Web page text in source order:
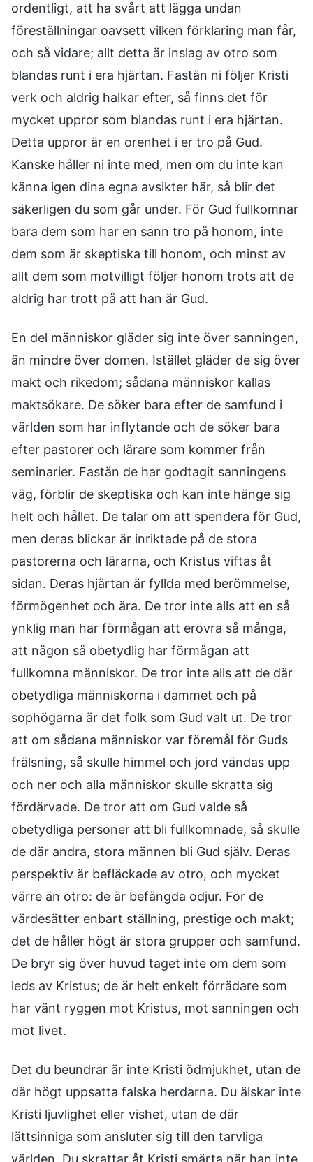
ordentligt, att ha svårt att lägga undan
föreställningar oavsett vilken förklaring man får,
och så vidare; allt detta är inslag av otro som
blandas runt i era hjärtan. Fastän ni följer Kristi
verk och aldrig halkar efter, så finns det för
mycket uppror som blandas runt i era hjärtan.
Detta uppror är en orenhet i er tro på Gud.
Kanske håller ni inte med, men om du inte kan
känna igen dina egna avsikter här, så blir det
säkerligen du som går under. För Gud fullkomnar
bara dem som har en sann tro på honom, inte
dem som är skeptiska till honom, och minst av
allt dem som motvilligt följer honom trots att de
aldrig har trott på att han är Gud.
En del människor gläder sig inte över sanningen,
än mindre över domen. Istället gläder de sig över
makt och rikedom; sådana människor kallas
maktsökare. De söker bara efter de samfund i
världen som har inflytande och de söker bara
efter pastorer och lärare som kommer från
seminarier. Fastän de har godtagit sanningens
väg, förblir de skeptiska och kan inte hänge sig
helt och hållet. De talar om att spendera för Gud,
men deras blickar är inriktade på de stora
pastorerna och lärarna, och Kristus viftas åt
sidan. Deras hjärtan är fyllda med berömmelse,
förmögenhet och ära. De tror inte alls att en så
ynklig man har förmågan att erövra så många,
att någon så obetydlig har förmågan att
fullkomna människor. De tror inte alls att de där
obetydliga människorna i dammet och på
sophögarna är det folk som Gud valt ut. De tror
att om sådana människor var föremål för Guds
frälsning, så skulle himmel och jord vändas upp
och ner och alla människor skulle skratta sig
fördärvade. De tror att om Gud valde så
obetydliga personer att bli fullkomnade, så skulle
de där andra, stora männen bli Gud själv. Deras
perspektiv är befläckade av otro, och mycket
värre än otro: de är befängda odjur. För de
värdesätter enbart ställning, prestige och makt;
det de håller högt är stora grupper och samfund.
De bryr sig över huvud taget inte om dem som
leds av Kristus; de är helt enkelt förrädare som
har vänt ryggen mot Kristus, mot sanningen och
mot livet.
Det du beundrar är inte Kristi ödmjukhet, utan de
där högt uppsatta falska herdarna. Du älskar inte
Kristi ljuvlighet eller vishet, utan de där
lättsinniga som ansluter sig till den tarvliga
världen. Du skrattar åt Kristi smärta när han inte